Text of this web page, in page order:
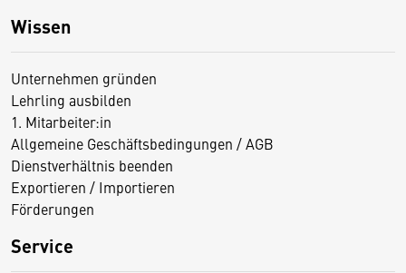
Wissen
Unternehmen gründen
Lehrling ausbilden
1. Mitarbeiter:in
Allgemeine Geschäftsbedingungen / AGB
Dienstverhältnis beenden
Exportieren / Importieren
Förderungen
Service